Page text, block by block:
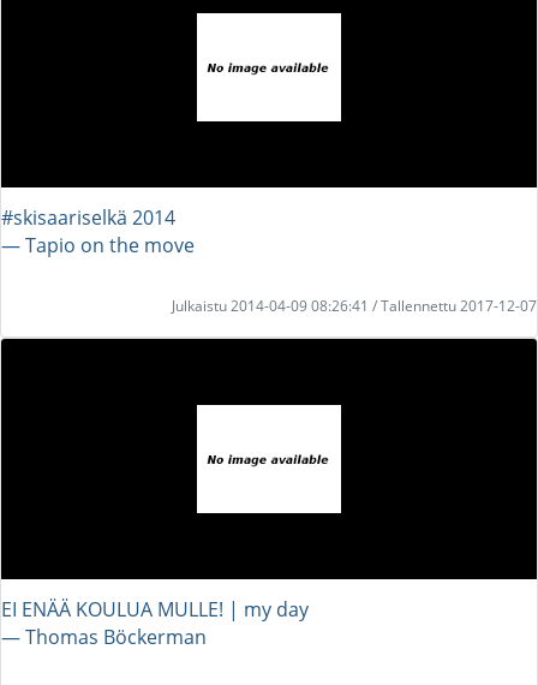
#skisaariselkä 2014
― Tapio on the move
Julkaistu 2014-04-09 08:26:41 / Tallennettu 2017-12-07
EI ENÄÄ KOULUA MULLE! | my day
― Thomas Böckerman